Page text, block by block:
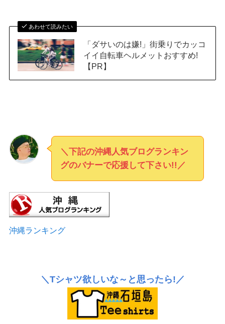
あわせて読みたい
「ダサいのは嫌!」街乗りでカッコ
イイ自転車ヘルメットおすすめ!
【PR】
＼下記の沖縄人気ブログランキン
グのバナーで応援して下さい!!／
沖縄ランキング
＼Tシャツ欲しいな～と思ったら!／